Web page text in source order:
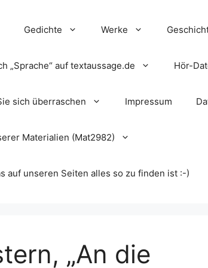
Gedichte Werke
„Sprache“ auf textaussage.de Hör-
sich überraschen Impressum
Materialien (Mat2982)
auf unseren Seiten alles so zu finden ist :-)
„An die